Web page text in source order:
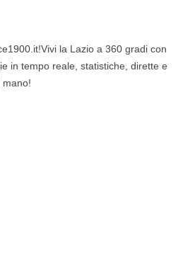
la Lazio a 360 gradi con
in tempo reale, statistiche, dirette e
mano!